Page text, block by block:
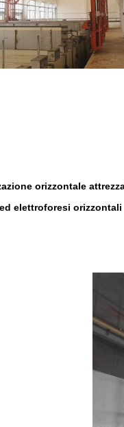
orizzontale
elettroforesi orizzontali